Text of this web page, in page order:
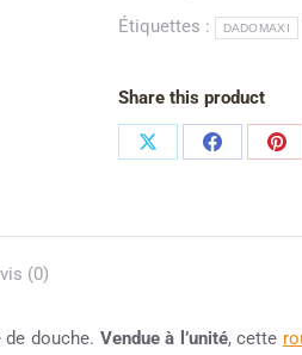
Étiquettes :
DADOMAXI
Share this product
(0)
douche. Vendue à l’unité, cette